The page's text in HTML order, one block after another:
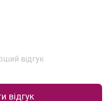
відгук
відгук